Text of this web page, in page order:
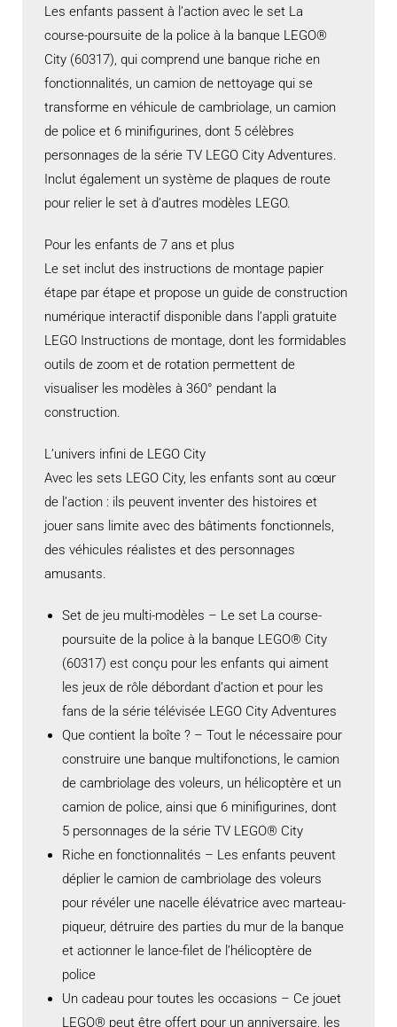
Les enfants passent à l’action avec le set La
course-poursuite de la police à la banque LEGO®
City (60317), qui comprend une banque riche en
fonctionnalités, un camion de nettoyage qui se
transforme en véhicule de cambriolage, un camion
de police et 6 minifigurines, dont 5 célèbres
personnages de la série TV LEGO City Adventures.
Inclut également un système de plaques de route
pour relier le set à d’autres modèles LEGO.
Pour les enfants de 7 ans et plus
Le set inclut des instructions de montage papier
étape par étape et propose un guide de construction
numérique interactif disponible dans l’appli gratuite
LEGO Instructions de montage, dont les formidables
outils de zoom et de rotation permettent de
visualiser les modèles à 360° pendant la
construction.
L’univers infini de LEGO City
Avec les sets LEGO City, les enfants sont au cœur
de l’action : ils peuvent inventer des histoires et
jouer sans limite avec des bâtiments fonctionnels,
des véhicules réalistes et des personnages
amusants.
Set de jeu multi-modèles – Le set La course-
poursuite de la police à la banque LEGO® City
(60317) est conçu pour les enfants qui aiment
les jeux de rôle débordant d’action et pour les
fans de la série télévisée LEGO City Adventures
Que contient la boîte ? – Tout le nécessaire pour
construire une banque multifonctions, le camion
de cambriolage des voleurs, un hélicoptère et un
camion de police, ainsi que 6 minifigurines, dont
5 personnages de la série TV LEGO® City
Riche en fonctionnalités – Les enfants peuvent
déplier le camion de cambriolage des voleurs
pour révéler une nacelle élévatrice avec marteau-
piqueur, détruire des parties du mur de la banque
et actionner le lance-filet de l’hélicoptère de
police
Un cadeau pour toutes les occasions – Ce jouet
LEGO® peut être offert pour un anniversaire, les